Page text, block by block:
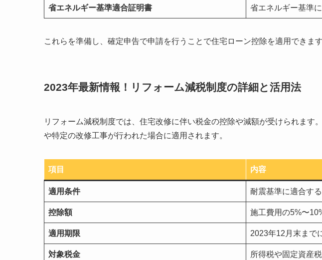
省エネルギー基準適合証明書 省エネルギー基準
これらを準備し、確定申告で申請を行うことで住宅ローン控除を適用できます
2023年最新情報！リフォーム減税制度の詳細と活用法
リフォーム減税制度では、住宅改修に伴い税金の控除や減額が受けられます
や特定の改修工事が行われた場合に適用されます。
項目 内容
適用条件 耐震基準に適合す
控除額 施工費用の5%〜
適用期限 2023年12月末まで
対象税金 所得税や固定資産